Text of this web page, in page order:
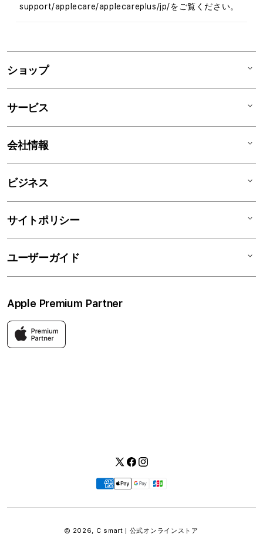
support/applecare/applecareplus/jp/をご覧ください。
ショップ
Mac
iPhone
AirPods
アクセサリ
サービス
AppleCare+
C smart Card
リユースデバイス
会社情報
C smartとは
ニュース
会社概要
ビジネス
法人のお客様
サイトポリシー
特定商取引法に基づく表記
利用規約
返品・交換
ユーザーガイド
お問い合わせ
FAQ
Apple Premium Partner
Apple製品はもちろん、関連アクセサリーも豊富に取り揃えてい
ます。
Twitter
Facebook
Instagram
支
払
© 2026, C smart | 公式オンラインストア